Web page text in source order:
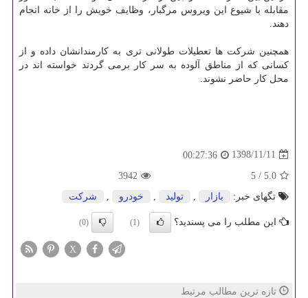
مقابله با شیوع این ویروس مرگبار، وظایف خویش را از خانه انجام
دهند.
همچنین شركت ها تعطیلات طولانی تری به كارمندانشان داده و از
كسانی كه از مناطق آلوده به سر كار برمی گردند خواسته اند در
محل كار حاضر نشوند.
1398/11/11
00:27:36
5.0
/
5
3942
تگهای خبر:
بازار تولید خودرو شركت
این مطلب را می پسندید؟ (1)
(0)
X
تازه ترین مطالب مرتبط